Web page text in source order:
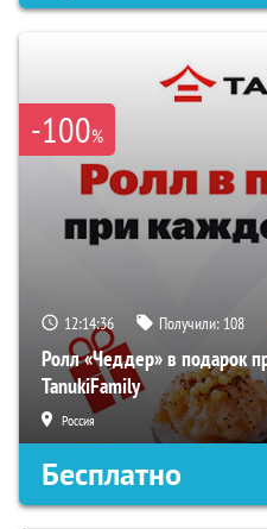
-100%
12:14:35 Получили: 108
Ролл «Чеддер» в подарок
TanukiFamily
Россия
Бесплатно